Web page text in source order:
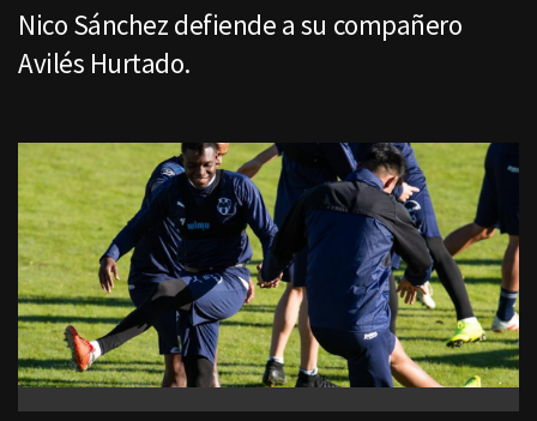
Nico Sánchez defiende a su compañero
Avilés Hurtado.